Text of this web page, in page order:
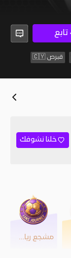
تابع
قبرص 🇨🇾
خلنا نشوفك
مشجع رياضي